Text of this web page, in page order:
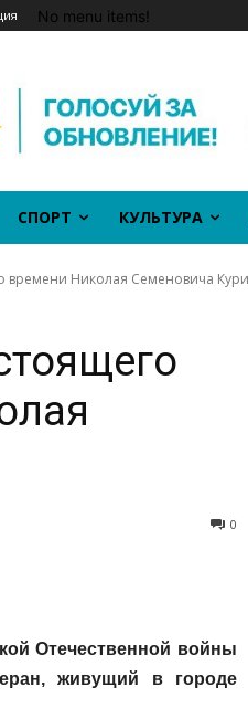
No menu items!
СПОРТ КУЛЬТУРА
времени Николая Семеновича
0
Отечественной войны
живущий в городе